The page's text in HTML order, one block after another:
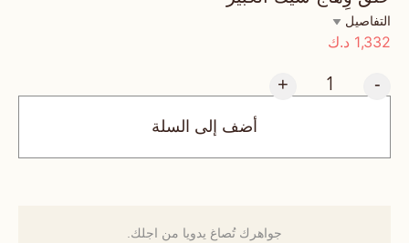
التفاصيل
1,332 د.ك
-
+
أضف إلى السلة
جواهرك تُصاغ يدويا من اجلك.